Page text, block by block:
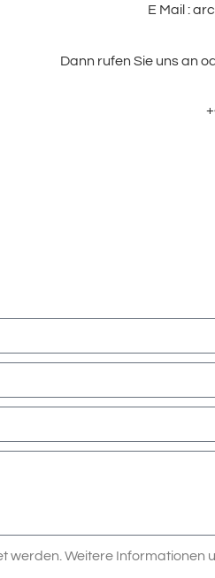
E Mail :
Dann rufen Sie uns an
werden. Weitere Informationen